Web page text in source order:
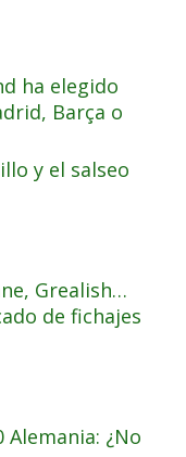
ha elegido
Barça o
y el salseo
Grealish…
de fichajes
Alemania: ¿No